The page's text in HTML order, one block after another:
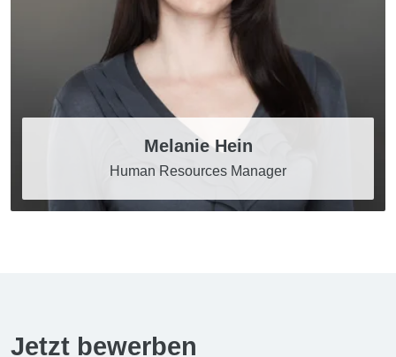
Melanie Hein
Human Resources Manager
Jetzt bewerben